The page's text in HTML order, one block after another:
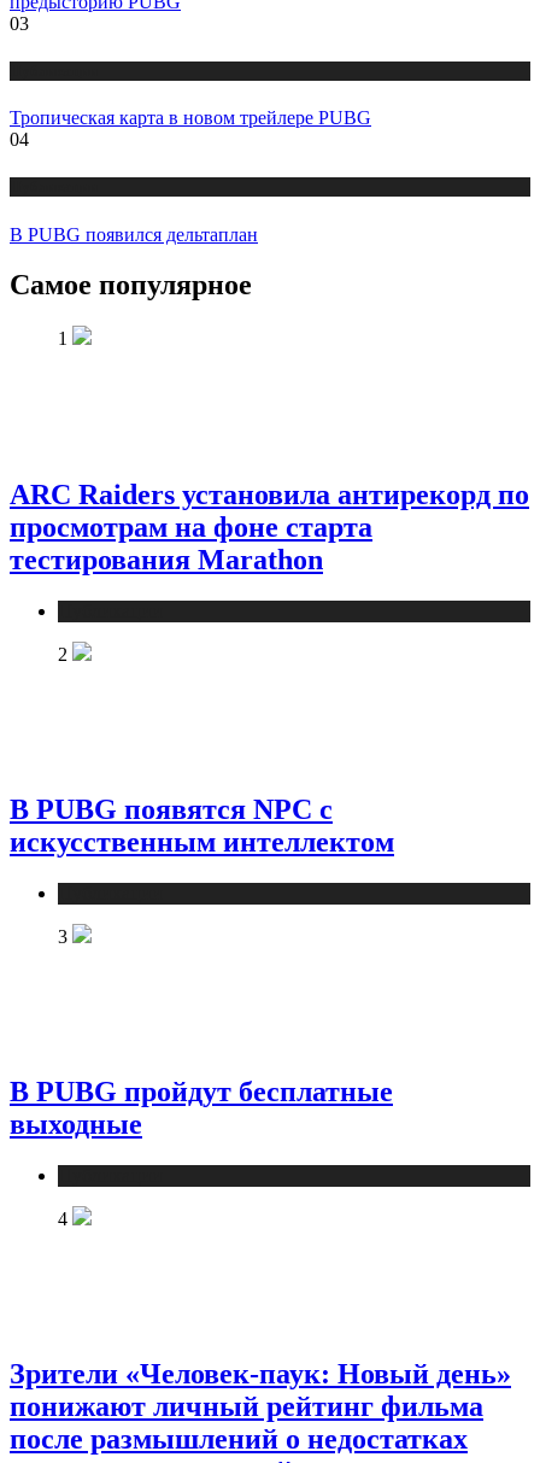
03
Тропическая карта в новом трейлере PUBG
04
В PUBG появился дельтаплан
Самое популярное
1
ARC Raiders установила антирекорд по
просмотрам на фоне старта
тестирования Marathon
2
В PUBG появятся NPC с
искусственным интеллектом
3
В PUBG пройдут бесплатные
выходные
4
Зрители «Человек-паук: Новый день»
понижают личный рейтинг фильма
после размышлений о недостатках